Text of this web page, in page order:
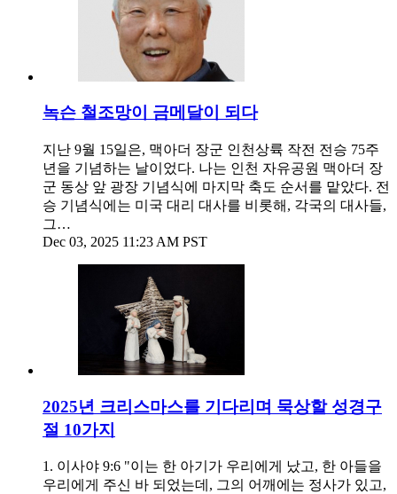
녹슨 철조망이 금메달이 되다
지난 9월 15일은, 맥아더 장군 인천상륙 작전 전승 75주
년을 기념하는 날이었다. 나는 인천 자유공원 맥아더 장
군 동상 앞 광장 기념식에 마지막 축도 순서를 맡았다. 전
승 기념식에는 미국 대리 대사를 비롯해, 각국의 대사들,
그…
Dec 03, 2025 11:23 AM PST
2025년 크리스마스를 기다리며 묵상할 성경구
절 10가지
1. 이사야 9:6 "이는 한 아기가 우리에게 났고, 한 아들을
우리에게 주신 바 되었는데, 그의 어깨에는 정사가 있고,